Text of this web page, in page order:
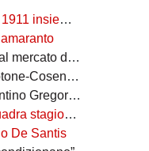
2026/27
Juventus
il 16 agosto
Tanco
2026/2027
De Santis